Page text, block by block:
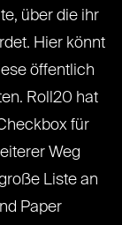
über die ihr
Hier könnt
öffentlich
Roll20 hat
für
Weg
Liste an
Paper